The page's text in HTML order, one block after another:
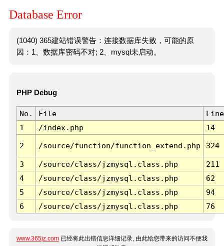
Database Error
(1040) 365建站错误警告：连接数据库失败，可能的原
因：1、数据库密码不对; 2、mysql未启动。
PHP Debug
No. File
Line
1
/index.php 14
2 /source/function/function_extend.php 324
3 /source/class/jzmysql.class.php
211
4
/source/class/jzmysql.class.php
62
5
/source/class/jzmysql.class.php
94
6
/source/class/jzmysql.class.php 76
www.365jz.com 已经将此出错信息详细记录, 由此给您带来的访问不便我